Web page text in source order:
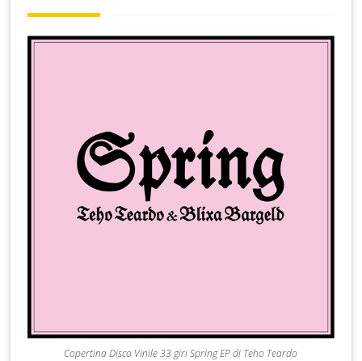
Copertina Disco Vinile 33 giri Spring EP di Teho Teardo